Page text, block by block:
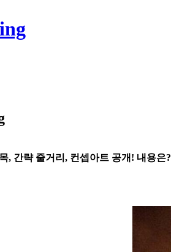
, 간략 줄거리, 컨셉아트 공개! 내용은?